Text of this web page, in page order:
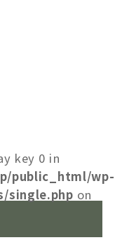
key 0 in
public_html/wp-
single.php on